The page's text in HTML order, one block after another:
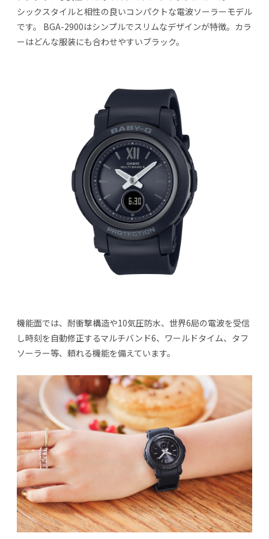
シックスタイルと相性の良いコンパクトな電波ソーラーモデル
です。 BGA-2900はシンプルでスリムなデザインが特徴。カラ
ーはどんな服装にも合わせやすいブラック。
機能面では、耐衝撃構造や10気圧防水、世界6局の電波を受信
し時刻を自動修正するマルチバンド6、ワールドタイム、タフ
ソーラー等、頼れる機能を備えています。